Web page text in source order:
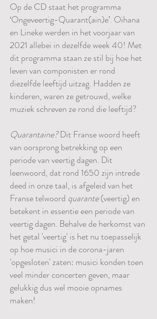
Op de CD staat het programma
‘Ongeveertig-Quarant(ain)e’. Oihana
en Lineke werden in het voorjaar van
2021 allebei in dezelfde week 40! Met
dit programma staan ze stil bij hoe het
leven van componisten er rond
diezelfde leeftijd uitzag. Hadden ze
kinderen, waren ze getrouwd, welke
muziek schreven ze rond die leeftijd?
Quarantaine?Dit Franse woord heeft
van oorsprong betrekking op een
periode van veertig dagen. Dit
leenwoord, dat rond 1650 zijn intrede
deed in onze taal, is afgeleid van het
Franse telwoord quarante(veertig) en
betekent in essentie een periode van
veertig dagen. Behalve de herkomst van
het getal 'veertig' is het nu toepasselijk
op hoe musici in de corona-jaren
'opgesloten' zaten: musici konden toen
veel minder concerten geven, maar
gelukkig dus wel mooie opnames
maken!